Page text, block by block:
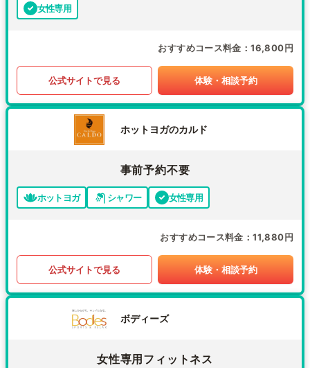
女性専用
おすすめコース料金 16,800円
公式サイトで見る 体験・相談予約
ホットヨガのカルド
事前予約不要
ホットヨガ シャワー 女性専用
おすすめコース料金 11,880円
公式サイトで見る 体験・相談予約
ボディーズ
女性専用フィットネス